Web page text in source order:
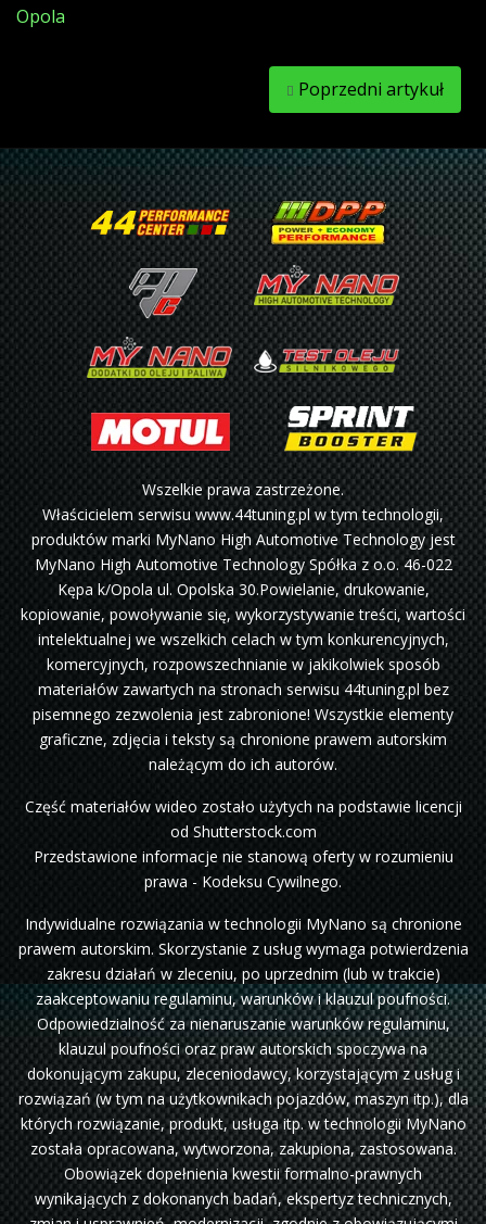
Opola
Poprzedni artykuł
Wszelkie prawa zastrzeżone.
Właścicielem serwisu www.44tuning.pl w tym technologii,
produktów marki MyNano High Automotive Technology jest
MyNano High Automotive Technology Spółka z o.o. 46-022
Kępa k/Opola ul. Opolska 30.Powielanie, drukowanie,
kopiowanie, powoływanie się, wykorzystywanie treści, wartości
intelektualnej we wszelkich celach w tym konkurencyjnych,
komercyjnych, rozpowszechnianie w jakikolwiek sposób
materiałów zawartych na stronach serwisu 44tuning.pl bez
pisemnego zezwolenia jest zabronione! Wszystkie elementy
graficzne, zdjęcia i teksty są chronione prawem autorskim
należącym do ich autorów.
Część materiałów wideo zostało użytych na podstawie licencji
od Shutterstock.com
Przedstawione informacje nie stanową oferty w rozumieniu
prawa - Kodeksu Cywilnego.
Indywidualne rozwiązania w technologii MyNano są chronione
prawem autorskim. Skorzystanie z usług wymaga potwierdzenia
zakresu działań w zleceniu, po uprzednim (lub w trakcie)
zaakceptowaniu regulaminu, warunków i klauzul poufności.
Odpowiedzialność za nienaruszanie warunków regulaminu,
klauzul poufności oraz praw autorskich spoczywa na
dokonującym zakupu, zleceniodawcy, korzystającym z usług i
rozwiązań (w tym na użytkownikach pojazdów, maszyn itp.), dla
których rozwiązanie, produkt, usługa itp. w technologii MyNano
została opracowana, wytworzona, zakupiona, zastosowana.
Obowiązek dopełnienia kwestii formalno-prawnych
wynikających z dokonanych badań, ekspertyz technicznych,